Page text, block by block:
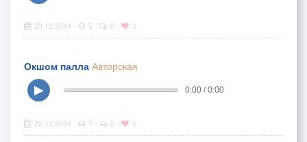
23.12.2014 5 0 0
Окшом палла Авторская
▶
0:00 / 0:00
22.12.2014 7 0 0